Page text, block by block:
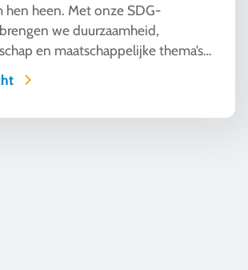
hen heen. Met onze SDG-
we duurzaamheid,
en maatschappelijke thema’s